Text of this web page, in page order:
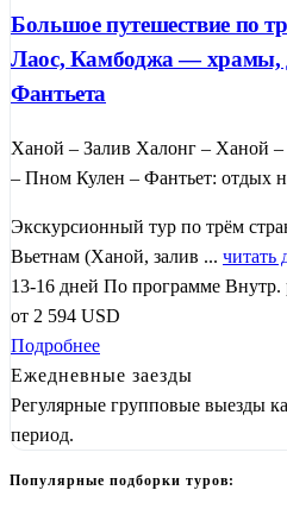
Большое путешествие по
Лаос, Камбоджа — храмы,
Фантьета
Ханой – Залив Халонг – Ханой
– Пном Кулен – Фантьет: отдых
Экскурсионный тур по трём
Вьетнам (Ханой, залив ... читать
13-16 дней По программе Внутр.
от 2 594 USD
Подробнее
Ежедневные заезды
Регулярные групповые выезды
период.
Популярные подборки туров: